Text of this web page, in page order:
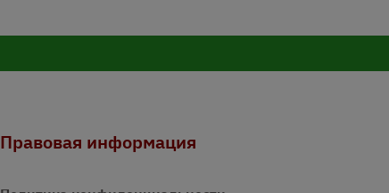
Правовая информация